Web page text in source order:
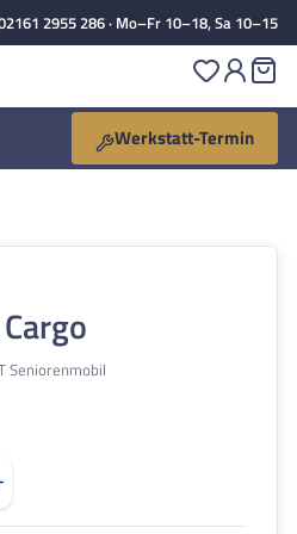
2955 286· Mo–Fr 10–18, Sa 10–15
Du hast
Werkstatt-Termin
Seniorenmobil